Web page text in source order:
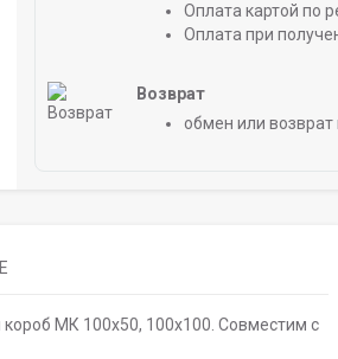
Оплата картой по
Оплата при
Возврат
обмен или возврат
МК 100х50, 100х100. Совместим с